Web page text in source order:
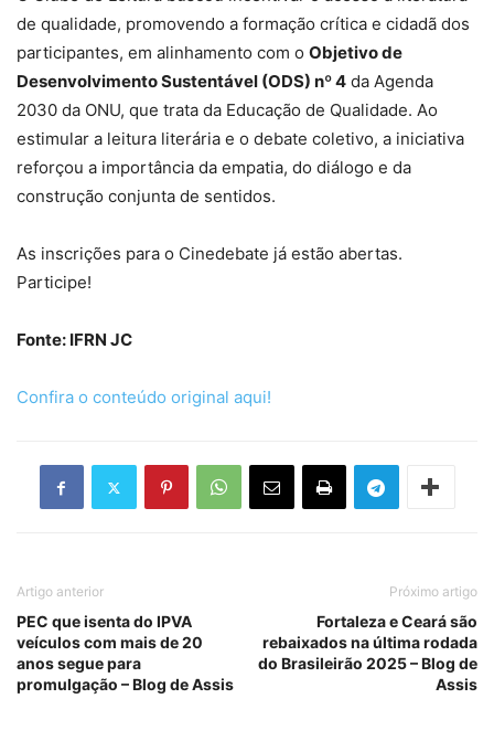
de qualidade, promovendo a formação crítica e cidadã dos
participantes, em alinhamento com o Objetivo de
Desenvolvimento Sustentável (ODS) nº 4 da Agenda
2030 da ONU, que trata da Educação de Qualidade. Ao
estimular a leitura literária e o debate coletivo, a iniciativa
reforçou a importância da empatia, do diálogo e da
construção conjunta de sentidos.
As inscrições para o Cinedebate já estão abertas.
Participe!
Fonte: IFRN JC
Confira o conteúdo original aqui!
Artigo anterior
PEC que isenta do IPVA
veículos com mais de 20
anos segue para
promulgação – Blog de Assis
Próximo artigo
Fortaleza e Ceará são
rebaixados na última rodada
do Brasileirão 2025 – Blog de
Assis